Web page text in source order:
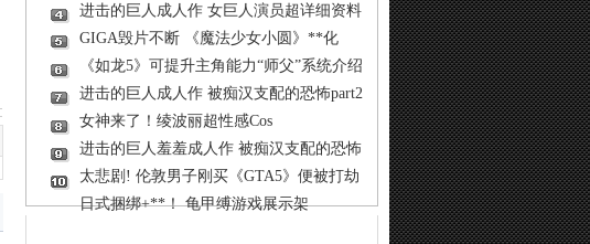
进击的巨人成人作 女巨人演员超详细资料
GIGA毁片不断 《魔法少女小圆》**化
《如龙5》可提升主角能力“师父”系统介绍
进击的巨人成人作 被痴汉支配的恐怖part2
女神来了！绫波丽超性感Cos
进击的巨人羞羞成人作 被痴汉支配的恐怖
太悲剧! 伦敦男子刚买《GTA5》便被打劫
日式捆绑+**！ 龟甲缚游戏展示架